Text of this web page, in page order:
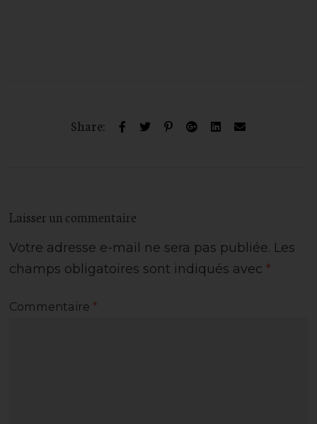
Share:
Laisser un commentaire
Votre adresse e-mail ne sera pas publiée. Les
champs obligatoires sont indiqués avec *
Commentaire *